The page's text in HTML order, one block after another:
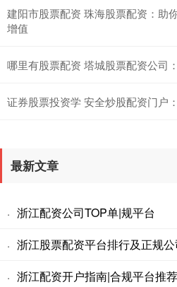
建阳市股票配资 珠海股票配资：助
增值
哪里有股票配资 塔城股票配资公司
证券股票投资学 安全炒股配资门户
最新文章
· 浙江配资公司TOP单|规平台
· 浙江股票配资平台排行及正规
· 浙江配资开户指南|合规平台推荐